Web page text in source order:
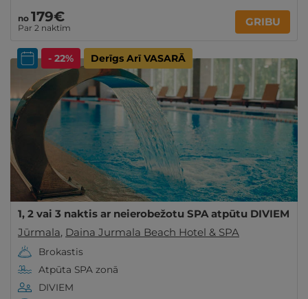
no 179€
Par 2 naktīm GRIBU
- 22% Derīgs Arī VASARĀ
1, 2 vai 3 naktis ar neierobežotu SPA atpūtu DIVIEM
Jūrmala, Daina Jurmala Beach Hotel & SPA
Brokastis
Atpūta SPA zonā
DIVIEM